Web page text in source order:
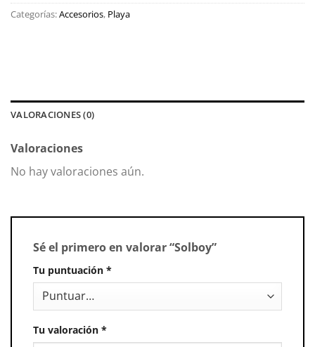
Categorías:Accesorios, Playa
VALORACIONES (0)
Valoraciones
No hay valoraciones aún.
Sé el primero en valorar “Solboy”
Tu puntuación *
Tu valoración *